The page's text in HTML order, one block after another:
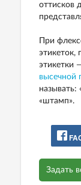
оттисков
При
этикеток,
этикетки
высечной
называть:
«штамп».
Задать